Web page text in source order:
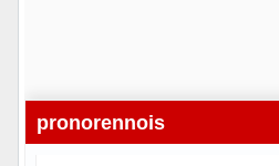
pronorennois